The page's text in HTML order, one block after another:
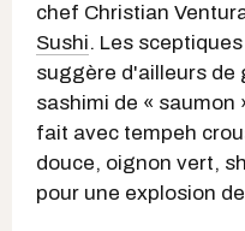
chef Christian
Sushi. Les
suggère d'ailleurs de
sashimi de « saumon
fait avec tempeh
douce, oignon vert,
pour une explosion